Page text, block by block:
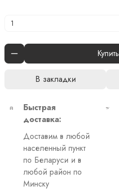
Купить
В закладки
Быстрая
доставка:
Доставим в любой
населенный пункт
по Беларуси и в
любой район по
Минску